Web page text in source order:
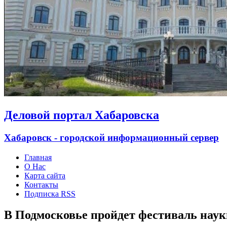
Деловой портал Хабаровска
Хабаровск - городской информационный сервер
Главная
О Нас
Карта сайта
Контакты
Подписка RSS
В Подмосковье пройдет фестиваль